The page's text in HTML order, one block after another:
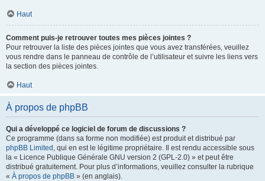
Haut
Comment puis-je retrouver toutes mes pièces jointes ?
Pour retrouver la liste des pièces jointes que vous avez transférées, veuillez
vous rendre dans le panneau de contrôle de l’utilisateur et suivre les liens vers
la section des pièces jointes.
Haut
À propos de phpBB
Qui a développé ce logiciel de forum de discussions ?
Ce programme (dans sa forme non modifiée) est produit et distribué par
phpBB Limited , qui en est le légitime propriétaire. Il est rendu accessible sous
la « Licence Publique Générale GNU version 2 (GPL-2.0) » et peut être
distribué gratuitement. Pour plus d’informations, veuillez consulter la rubrique
« À propos de phpBB » (en anglais).